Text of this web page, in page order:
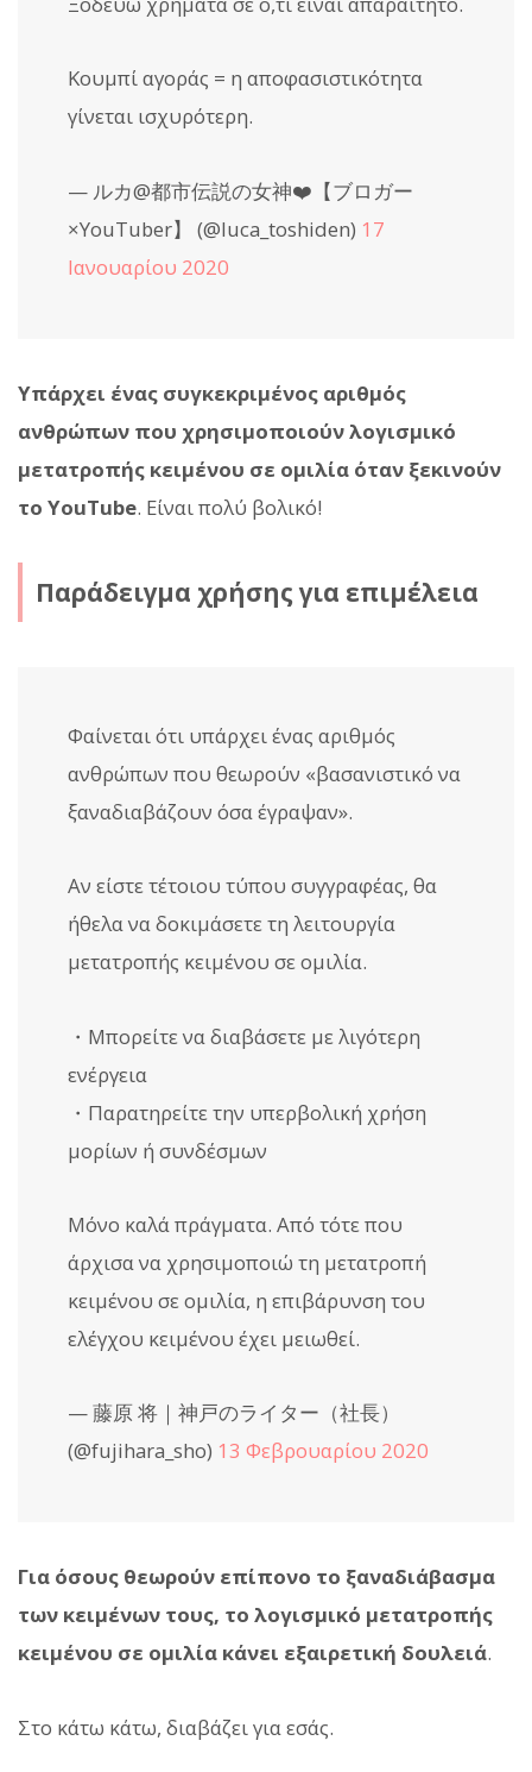
Κουμπί αγοράς = η αποφασιστικότητα
γίνεται ισχυρότερη.
— ルカ@都市伝説の女神❤️【ブロガー
×YouTuber】 (@luca_toshiden) 17
Ιανουαρίου 2020
Υπάρχει ένας συγκεκριμένος αριθμός
ανθρώπων που χρησιμοποιούν λογισμικό
μετατροπής κειμένου σε ομιλία όταν ξεκινούν
το YouTube. Είναι πολύ βολικό!
Παράδειγμα χρήσης για επιμέλεια
Φαίνεται ότι υπάρχει ένας αριθμός
ανθρώπων που θεωρούν «βασανιστικό να
ξαναδιαβάζουν όσα έγραψαν».
Αν είστε τέτοιου τύπου συγγραφέας, θα
ήθελα να δοκιμάσετε τη λειτουργία
μετατροπής κειμένου σε ομιλία.
・Μπορείτε να διαβάσετε με λιγότερη
ενέργεια
・Παρατηρείτε την υπερβολική χρήση
μορίων ή συνδέσμων
Μόνο καλά πράγματα. Από τότε που
άρχισα να χρησιμοποιώ τη μετατροπή
κειμένου σε ομιλία, η επιβάρυνση του
ελέγχου κειμένου έχει μειωθεί.
— 藤原 将｜神戸のライター（社長）
(@fujihara_sho) 13 Φεβρουαρίου 2020
Για όσους θεωρούν επίπονο το ξαναδιάβασμα
των κειμένων τους, το λογισμικό μετατροπής
κειμένου σε ομιλία κάνει εξαιρετική δουλειά.
Στο κάτω κάτω, διαβάζει για εσάς.